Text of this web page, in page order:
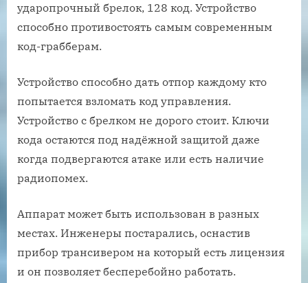
ударопрочный брелок, 128 код. Устройство
способно противостоять самым современным
код-грабберам.
Устройство способно дать отпор каждому кто
попытается взломать код управления.
Устройство с брелком не дорого стоит. Ключи
кода остаются под надёжной защитой даже
когда подвергаются атаке или есть наличие
радиопомех.
Аппарат может быть использован в разных
местах. Инженеры постарались, оснастив
прибор трансивером на который есть лицензия
и он позволяет бесперебойно работать.